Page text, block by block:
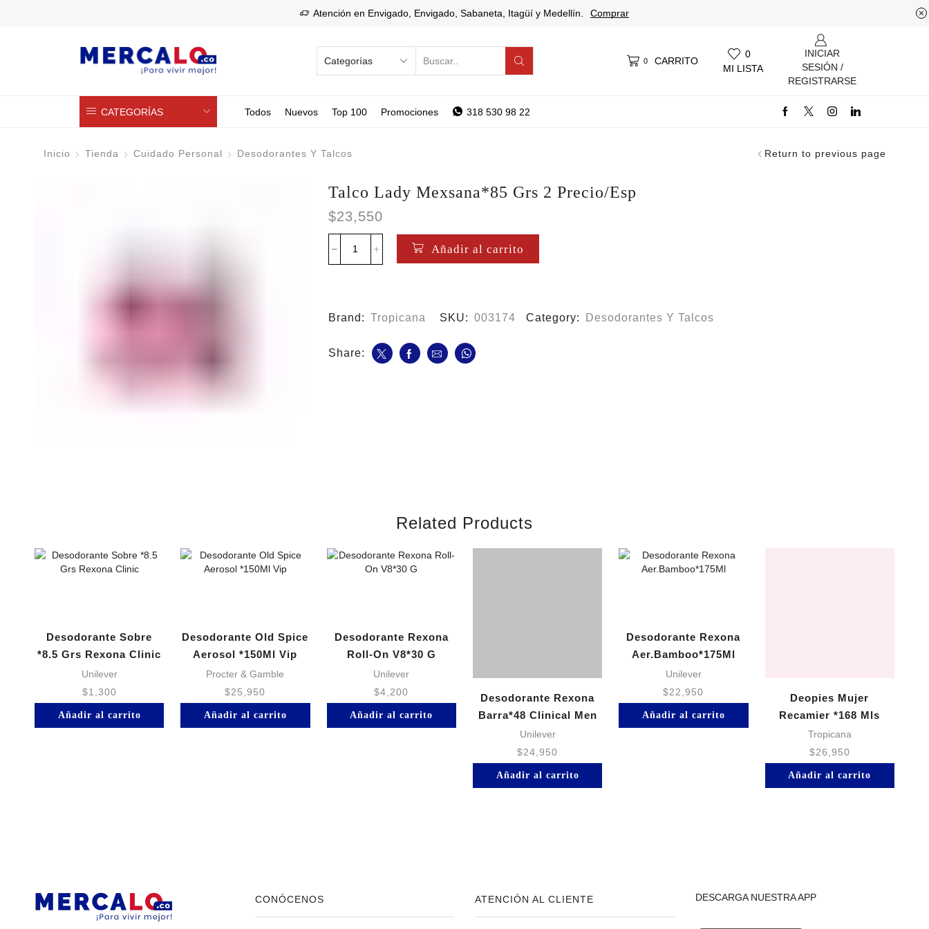
Atención en Envigado, Envigado, Sabaneta, Itagüí y Medellín. Comprar
SEARCH
0 CARRITO
0
MI LISTA
INICIAR
SESIÓN /
REGISTRARSE
CATEGORÍAS Todos Nuevos Top 100 Promociones 318 530 98 22
Inicio Tienda Cuidado Personal Desodorantes Y Talcos Return to previous page
Talco Lady Mexsana*85 Grs 2 Precio/Esp
$23,550
Talco
Precio/Esp
Añadir al carrito
Brand: Tropicana SKU: 003174 Category: Desodorantes Y Talcos
Share:
Related Products
Desodorante Sobre
*8.5 Grs Rexona Clinic
Unilever
$1,300
Añadir al carrito
Desodorante Old Spice
Aerosol *150Ml Vip
Procter & Gamble
$25,950
Añadir al carrito
Desodorante Rexona
Roll-On V8*30 G
Unilever
$4,200
Añadir al carrito
Desodorante Rexona
Barra*48 Clinical Men
Unilever
$24,950
Añadir al carrito
Desodorante Rexona
Aer.Bamboo*175Ml
Unilever
$22,950
Añadir al carrito
Deopies Mujer
Recamier *168 Mls
Tropicana
$26,950
Añadir al carrito
CONÓCENOS ATENCIÓN AL CLIENTE DESCARGA NUESTRA APP